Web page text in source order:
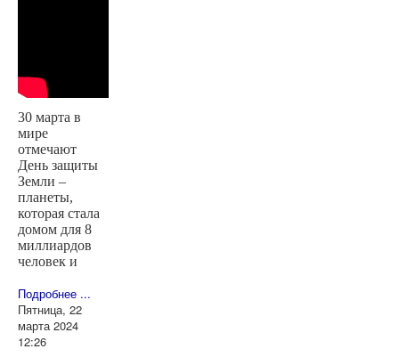
30 марта в
мире
отмечают
День защиты
Земли –
планеты,
которая стала
домом для 8
миллиардов
человек и
Подробнее ...
Пятница, 22
марта 2024
12:26